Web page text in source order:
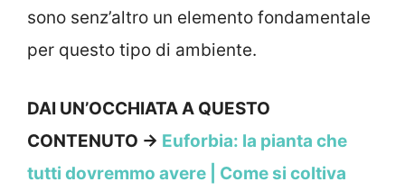
sono senz’altro un elemento fondamentale
per questo tipo di ambiente.
DAI UN’OCCHIATA A QUESTO
CONTENUTO → Euforbia: la pianta che
tutti dovremmo avere | Come si coltiva